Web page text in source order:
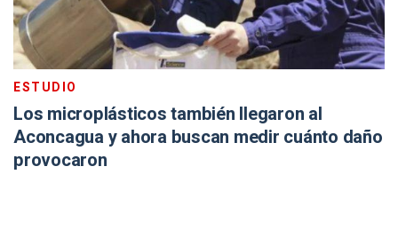
ESTUDIO
Los microplásticos también llegaron al
Aconcagua y ahora buscan medir cuánto daño
provocaron